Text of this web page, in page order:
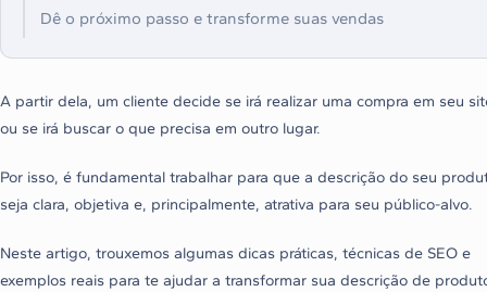
Dê o próximo passo e transforme suas vendas
A partir dela, um cliente decide se irá realizar uma compra em seu
ou se irá buscar o que precisa em outro lugar.
Por isso, é fundamental trabalhar para que a descrição do seu
seja clara, objetiva e, principalmente, atrativa para seu público-alvo.
Neste artigo, trouxemos algumas dicas práticas, técnicas de SEO e
exemplos reais para te ajudar a transformar sua descrição de